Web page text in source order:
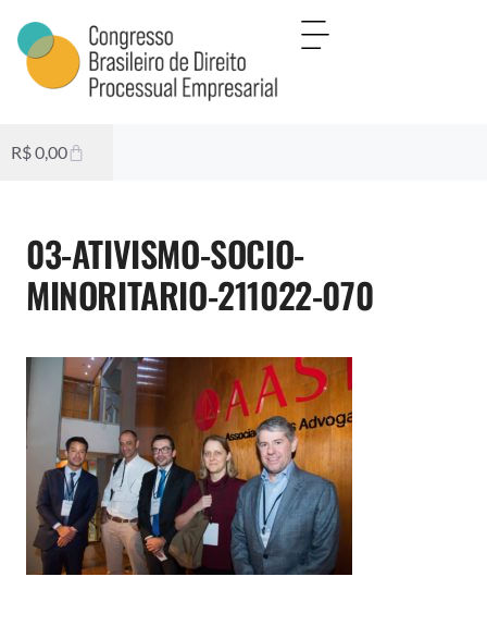
R$0,00
03-ATIVISMO-SOCIO-
MINORITARIO-211022-070